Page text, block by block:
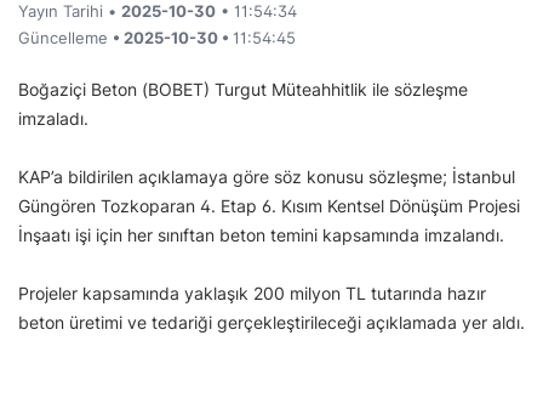
Yayın Tarihi • 2025-10-30 • 11:54:34
Güncelleme • 2025-10-30 • 11:54:45
Boğaziçi Beton (BOBET) Turgut Müteahhitlik ile sözleşme
imzaladı.
KAP’a bildirilen açıklamaya göre söz konusu sözleşme; İstanbul
Güngören Tozkoparan 4. Etap 6. Kısım Kentsel Dönüşüm Projesi
İnşaatı işi için her sınıftan beton temini kapsamında imzalandı.
Projeler kapsamında yaklaşık 200 milyon TL tutarında hazır
beton üretimi ve tedariği gerçekleştirileceği açıklamada yer aldı.